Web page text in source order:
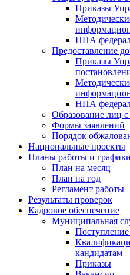
Приказы
НПА
Предоставление
Приказы
НПА
Образование лиц
Формы заявлений
Порядок
Национальные проекты
Планы работы и графики
План на месяц
План на год
Регламент работы
Результаты проверок
Кадровое обеспечение
Муниципальная
кандидатам
Приказы